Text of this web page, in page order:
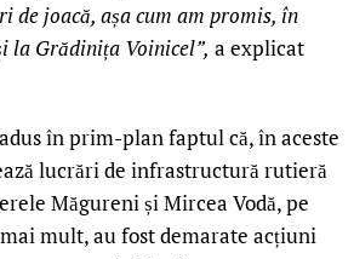
de joacă, așa cum am promis, în
la Grădinița Voinicel”, a explicat
în prim-plan faptul că, în aceste
lucrări de infrastructură rutieră
Măgureni și Mircea Vodă, pe
mult, au fost demarate acțiuni